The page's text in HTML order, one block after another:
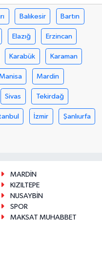
Balıkesir Bartın
Elazığ Erzincan
Karabük Karaman
Mardin
Sivas Tekirdağ
İzmir Şanlıurfa
MARDİN
KIZILTEPE
NUSAYBİN
SPOR
MAKSAT MUHABBET